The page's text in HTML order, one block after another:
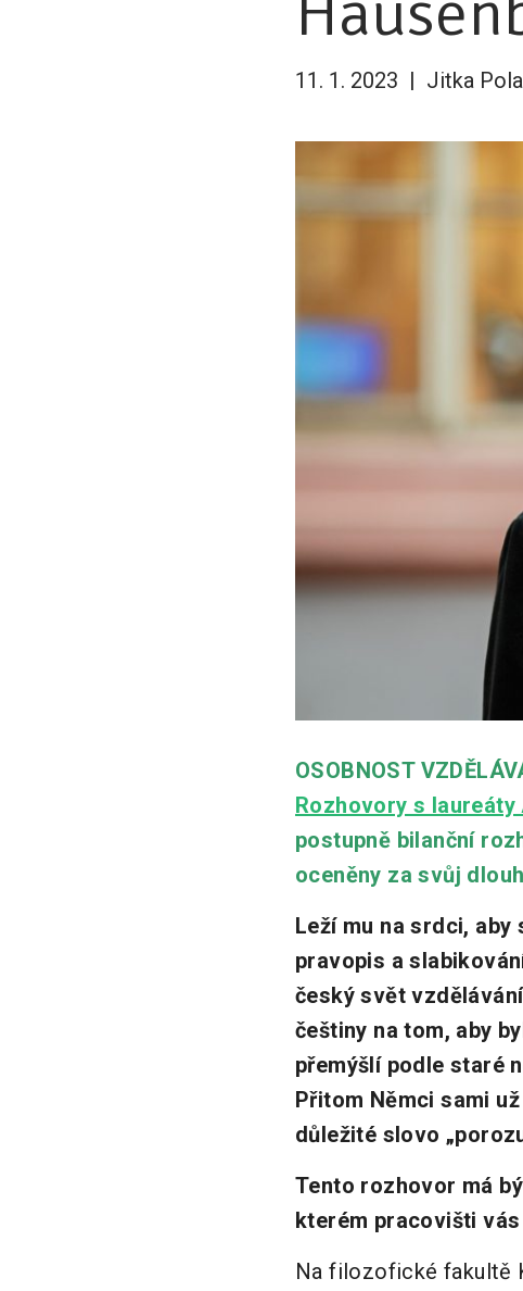
11. 1. 2023 Jitka
OSOBNOST
Rozhovory s laureáty
postupně bilanční
oceněny za svůj
Leží mu na srdci,
pravopis a
český svět
češtiny na tom, aby
přemýšlí podle staré
Přitom Němci sami
důležité slovo
Tento rozhovor má
kterém pracovišti
Na filozofické fakultě